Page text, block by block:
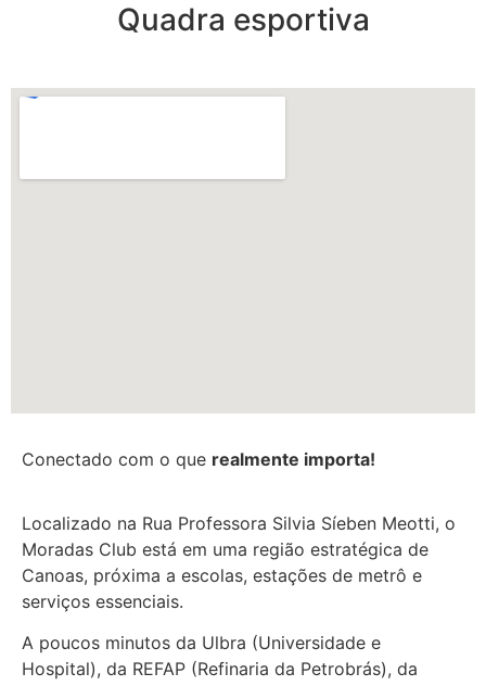
Quadra esportiva
Conectado com o que realmente importa!
Localizado na Rua Professora Silvia Síeben Meotti, o
Moradas Club está em uma região estratégica de
Canoas, próxima a escolas, estações de metrô e
serviços essenciais.
A poucos minutos da Ulbra (Universidade e
Hospital), da REFAP (Refinaria da Petrobrás), da